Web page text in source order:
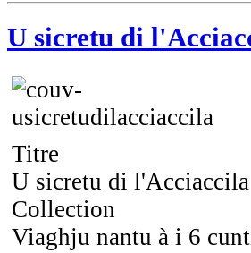
U sicretu di
Titre
U sicretu di l'Acciaccila
Collection
Viaghju nantu à i 6